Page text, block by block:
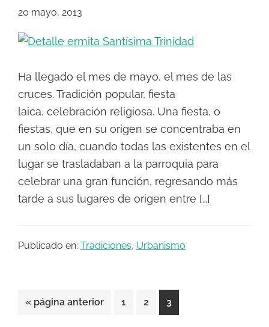
20 mayo, 2013
Ha llegado el mes de mayo, el mes de las
cruces. Tradición popular, fiesta
laica, celebración religiosa. Una fiesta, o
fiestas, que en su origen se concentraba en
un solo día, cuando todas las existentes en el
lugar se trasladaban a la parroquia para
celebrar una gran función, regresando más
tarde a sus lugares de origen entre […]
Publicado en: Tradiciones, Urbanismo
« Ir
página anterior Página
1 Página
2 Página
3